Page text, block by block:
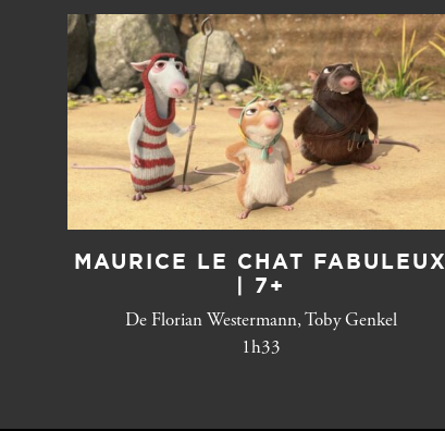
MAURICE LE CHAT FABULEUX
| 7+
De Florian Westermann, Toby Genkel
1h33